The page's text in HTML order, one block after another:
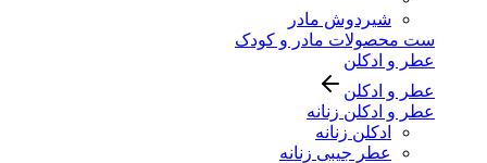
شیردوش مادر
ست محصولات مادر و کودک
عطر و ادکلن
عطر و ادکلن
عطر و ادکلن زنانه
ادکلن زنانه
عطر جیبی زنانه